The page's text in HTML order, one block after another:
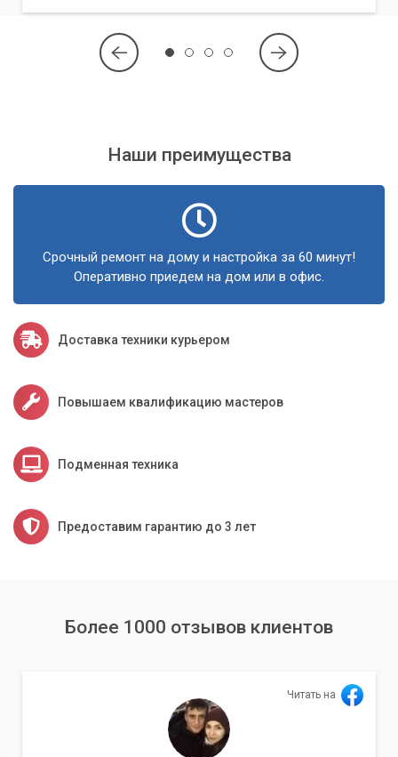
Обращайтесь в «Компьютерный Мастер» за надежной
защитой вашего компьютера в Киеве и Киевской области.
Мы вернем вашему устройству былую производительность
Наши преимущества
Срочный ремонт на дому и настройка за 60 минут!
Оперативно приедем на дом или в офис.
Доставка техники курьером
Повышаем квалификацию мастеров
Подменная техника
Предоставим гарантию до 3 лет
Более 1000 отзывов клиентов
Читать на